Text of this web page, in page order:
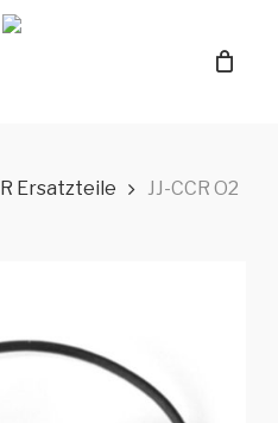
Ersatzteile
JJ-CCR O2